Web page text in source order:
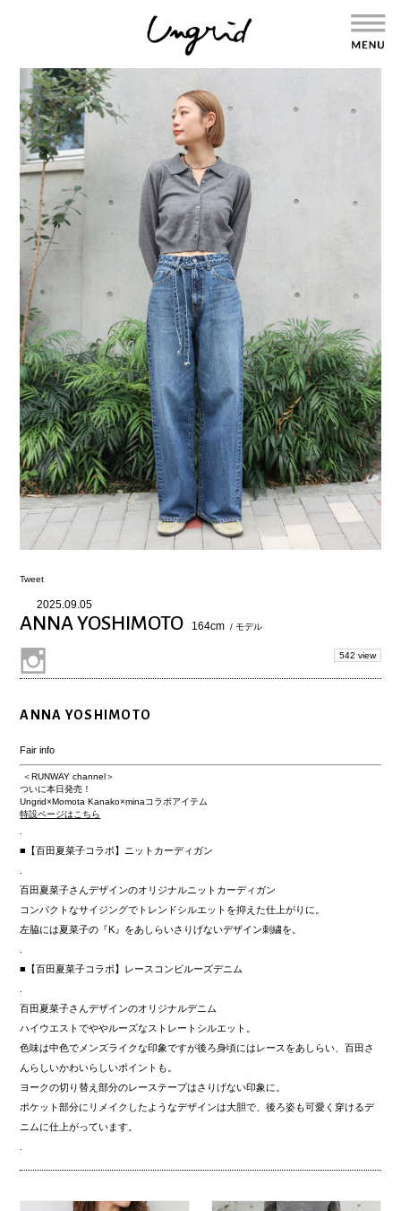
Tweet
2025.09.05
ANNA YOSHIMOTO 164cm / モデル
542 view
ANNA YOSHIMOTO
Fair info
＜RUNWAY channel＞
ついに本日発売！
Ungrid×Momota Kanako×minaコラボアイテム
特設ページはこちら
■【百田夏菜子コラボ】ニットカーディガン
百田夏菜子さんデザインのオリジナルニットカーディガン
コンパクトなサイジングでトレンドシルエットを抑えた仕上がりに。
左脇には夏菜子の『K』をあしらいさりげないデザイン刺繍を。
■【百田夏菜子コラボ】レースコンビルーズデニム
百田夏菜子さんデザインのオリジナルデニム
ハイウエストでややルーズなストレートシルエット。
色味は中色でメンズライクな印象ですが後ろ身頃にはレースをあしらい、百田さ
んらしいかわいらしいポイントも。
ヨークの切り替え部分のレーステープはさりげない印象に。
ポケット部分にリメイクしたようなデザインは大胆で、後ろ姿も可愛く穿けるデ
ニムに仕上がっています。